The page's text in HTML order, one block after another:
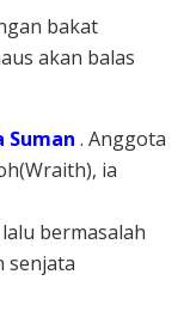
bakat
akan balas
Suman . Anggota
ia
bermasalah
senjata